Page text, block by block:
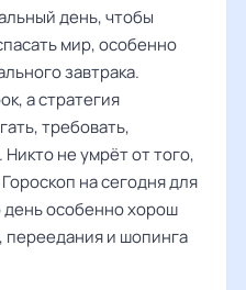
день, чтобы
мир, особенно
завтрака.
а стратегия
требовать,
не умрёт от того,
на сегодня для
день особенно хорош
переедания и шопинга